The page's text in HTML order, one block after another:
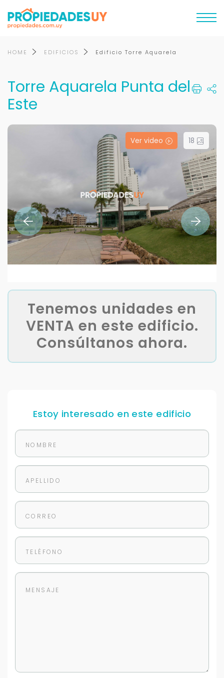
HOME EDIFICIOS Edificio Torre Aquarela
Torre Aquarela Punta del
Este
Ver video 18
Tenemos unidades en
VENTA en este edificio.
Consúltanos ahora.
Estoy interesado en este edificio